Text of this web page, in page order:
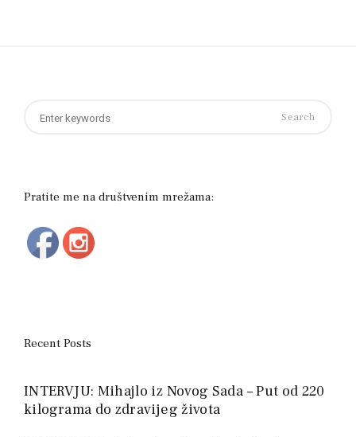
for:
Pratite me na društvenim mrežama:
Recent Posts
INTERVJU: Mihajlo iz Novog Sada – Put od 220
kilograma do zdravijeg života